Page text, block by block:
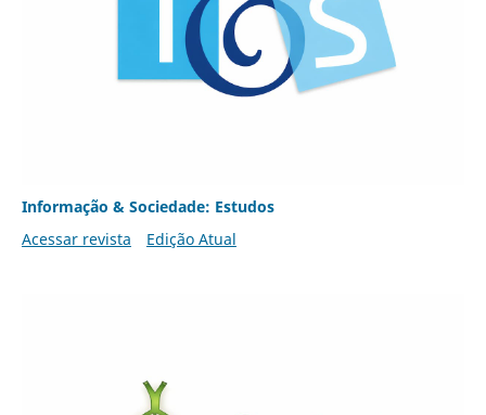
Informação & Sociedade: Estudos
Acessar revista
Edição Atual